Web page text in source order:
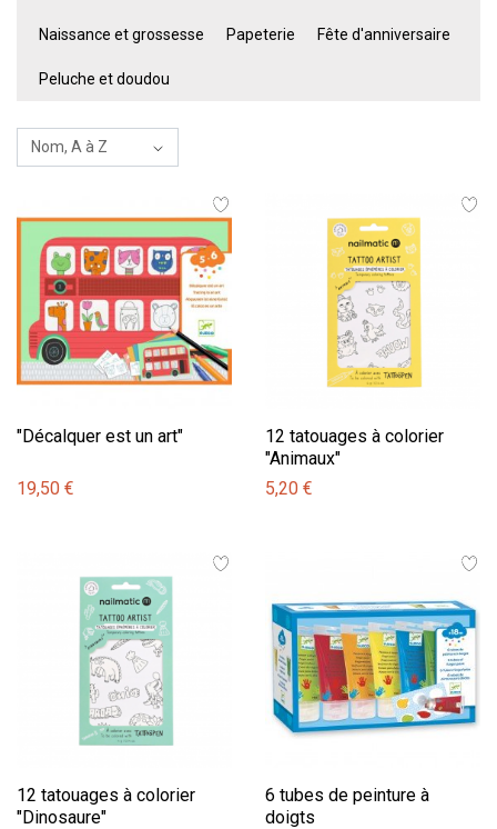
Naissance et grossesse Papeterie Fête d'anniversaire
Peluche et doudou
"Décalquer est un art"
19,50 €
12 tatouages à colorier
"Animaux"
5,20 €
12 tatouages à colorier
"Dinosaure"
6 tubes de peinture à
doigts